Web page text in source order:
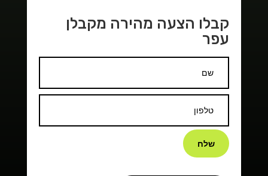
קבלו הצעה מהירה מקבלן
עפר
שלח